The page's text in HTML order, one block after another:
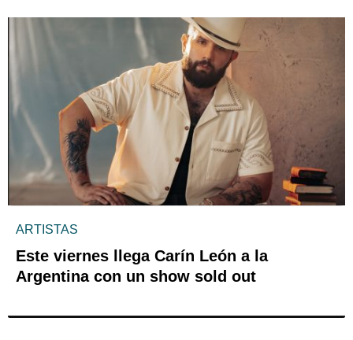
ARTISTAS
Este viernes llega Carín León a la
Argentina con un show sold out